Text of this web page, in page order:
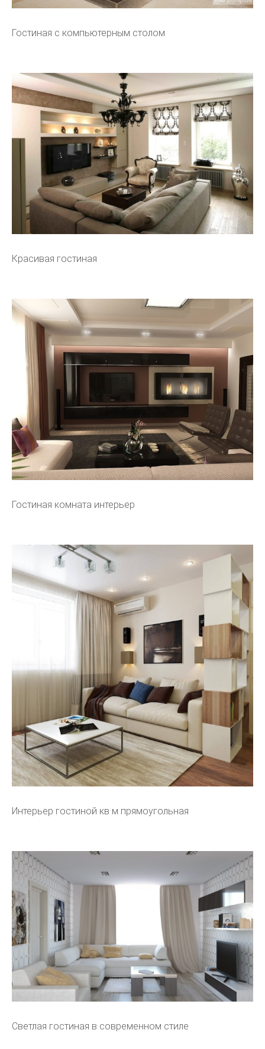
Гостиная с компьютерным столом
Красивая гостиная
Гостиная комната интерьер
Интерьер гостиной кв м прямоугольная
Светлая гостиная в современном стиле